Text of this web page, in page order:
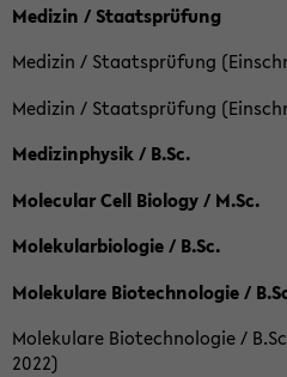
Medizin / Staatsprüfung
Medizin / Staatsprüfung
Medizin / Staatsprüfung
Medizinphysik / B.Sc.
Molecular Cell Biology / M.Sc.
Molekularbiologie / B.Sc.
Molekulare Biotechnologie /
Molekulare Biotechnologie /
2022)